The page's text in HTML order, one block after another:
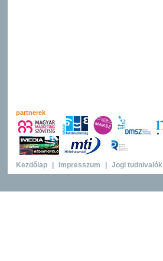
partnerek
Kezdőlap Impresszum Jogi tudnivalók